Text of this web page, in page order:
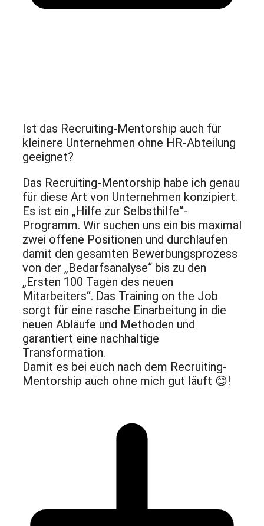
Ist das Recruiting-Mentorship auch für
kleinere Unternehmen ohne HR-Abteilung
geeignet?
Das Recruiting-Mentorship habe ich genau
für diese Art von Unternehmen konzipiert.
Es ist ein „Hilfe zur Selbsthilfe“-
Programm. Wir suchen uns ein bis maximal
zwei offene Positionen und durchlaufen
damit den gesamten Bewerbungsprozess
von der „Bedarfsanalyse“ bis zu den
„Ersten 100 Tagen des neuen
Mitarbeiters“. Das Training on the Job
sorgt für eine rasche Einarbeitung in die
neuen Abläufe und Methoden und
garantiert eine nachhaltige
Transformation.
Damit es bei euch nach dem Recruiting-
Mentorship auch ohne mich gut läuft 😊!